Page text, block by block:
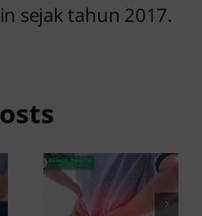
sejak tahun 2017.
Kambuh
dan Cara
Atasinya